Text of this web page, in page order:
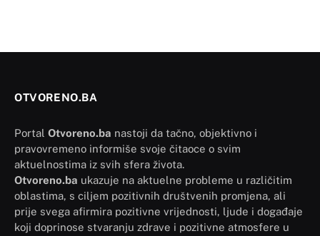
OTVORENO.BA
Portal Otvoreno.ba nastoji da tačno, objektivno i
pravovremeno informiše svoje čitaoce o svim
aktuelnostima iz svih sfera života.
Otvoreno.ba ukazuje na aktuelne probleme u različitim
oblastima, s ciljem pozitivnih društvenih promjena, ali
prije svega afirmira pozitivne vrijednosti, ljude i događaje
koji doprinose stvaranju zdrave i pozitivne atmosfere u